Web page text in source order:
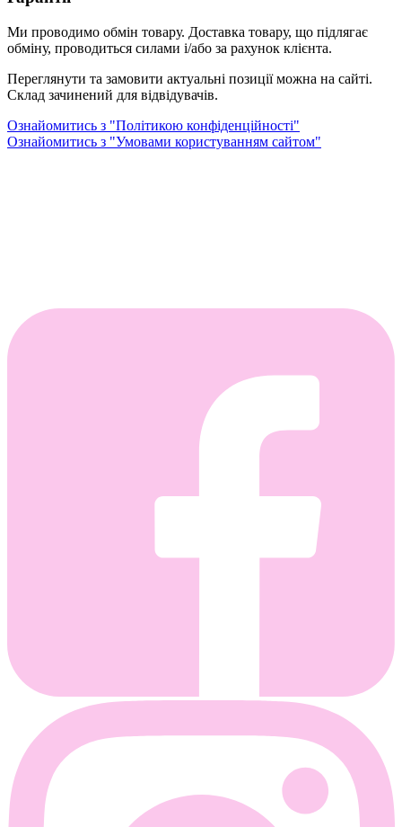
Ми проводимо обмін товару. Доставка товару, що підлягає
обміну, проводиться силами і/або за рахунок клієнта.
Переглянути та замовити актуальні позиції можна на сайті.
Склад зачинений для відвідувачів.
Ознайомитись з "Політикою конфіденційності"
Ознайомитись з "Умовами користуванням сайтом"